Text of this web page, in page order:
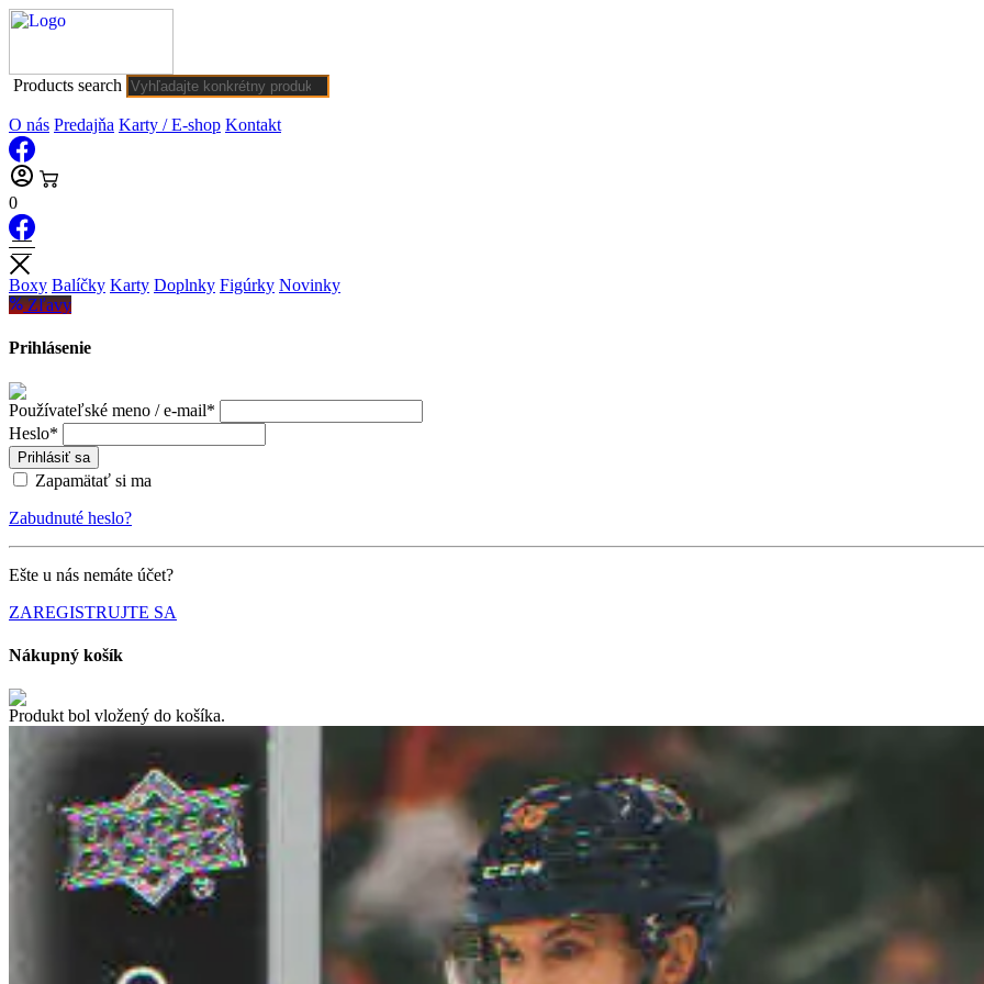
Products search
O nás Predajňa Karty / E-shop Kontakt
0
Boxy Balíčky Karty Doplnky Figúrky Novinky
Zľavy
Prihlásenie
Používateľské meno / e-mail*
Heslo*
Prihlásiť sa
Zapamätať si ma
Zabudnuté heslo?
Ešte u nás nemáte účet?
ZAREGISTRUJTE SA
Nákupný košík
Produkt bol vložený do košíka.